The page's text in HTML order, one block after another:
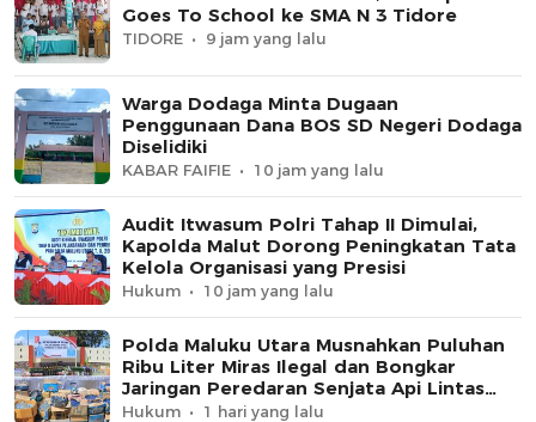
Goes To School ke SMA N 3 Tidore
TIDORE 9 jam yang lalu
Warga Dodaga Minta Dugaan
Penggunaan Dana BOS SD Negeri Dodaga
Diselidiki
KABAR FAIFIE 10 jam yang lalu
Audit Itwasum Polri Tahap II Dimulai,
Kapolda Malut Dorong Peningkatan Tata
Kelola Organisasi yang Presisi
Hukum 10 jam yang lalu
Polda Maluku Utara Musnahkan Puluhan
Ribu Liter Miras Ilegal dan Bongkar
Jaringan Peredaran Senjata Api Lintas
Negara
Hukum 1 hari yang lalu